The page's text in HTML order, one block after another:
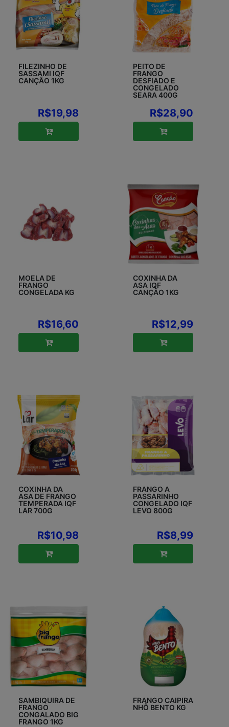
FILEZINHO DE
SASSAMI IQF
CANÇÃO 1KG
R$19,98
PEITO DE
FRANGO
DESFIADO E
CONGELADO
SEARA 400G
R$28,90
MOELA DE
FRANGO
CONGELADA KG
R$16,60
COXINHA DA
ASA IQF
CANÇÃO 1KG
R$12,99
COXINHA DA
ASA DE FRANGO
TEMPERADA IQF
LAR 700G
R$10,98
FRANGO A
PASSARINHO
CONGELADO IQF
LEVO 800G
R$8,99
SAMBIQUIRA DE
FRANGO
CONGALADO BIG
FRANGO 1KG
FRANGO CAIPIRA
NHÔ BENTO KG